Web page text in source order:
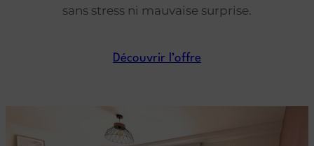
sans stress ni mauvaise surprise.
Découvrir l’offre